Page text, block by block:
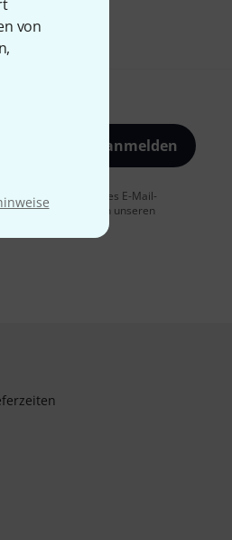
von
Jetzt anmelden
einer Messung des E-Mail-
finden Sie in unseren